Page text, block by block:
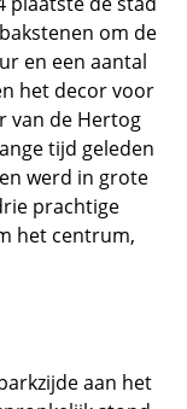
om de
en een aantal
het decor voor
van de Hertog
tijd geleden
werd in grote
prachtige
het centrum,
aan het